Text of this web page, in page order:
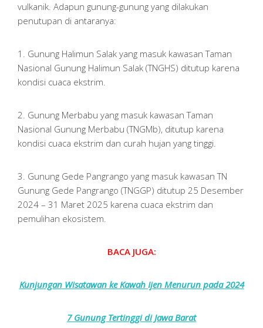
vulkanik. Adapun gunung-gunung yang dilakukan
penutupan di antaranya:
1. Gunung Halimun Salak yang masuk kawasan Taman
Nasional Gunung Halimun Salak (TNGHS) ditutup karena
kondisi cuaca ekstrim.
2. Gunung Merbabu yang masuk kawasan Taman
Nasional Gunung Merbabu (TNGMb), ditutup karena
kondisi cuaca ekstrim dan curah hujan yang tinggi.
3. Gunung Gede Pangrango yang masuk kawasan TN
Gunung Gede Pangrango (TNGGP) ditutup 25 Desember
2024 – 31 Maret 2025 karena cuaca ekstrim dan
pemulihan ekosistem.
BACA JUGA:
Kunjungan Wisatawan ke Kawah Ijen Menurun pada 2024
7 Gunung Tertinggi di Jawa Barat